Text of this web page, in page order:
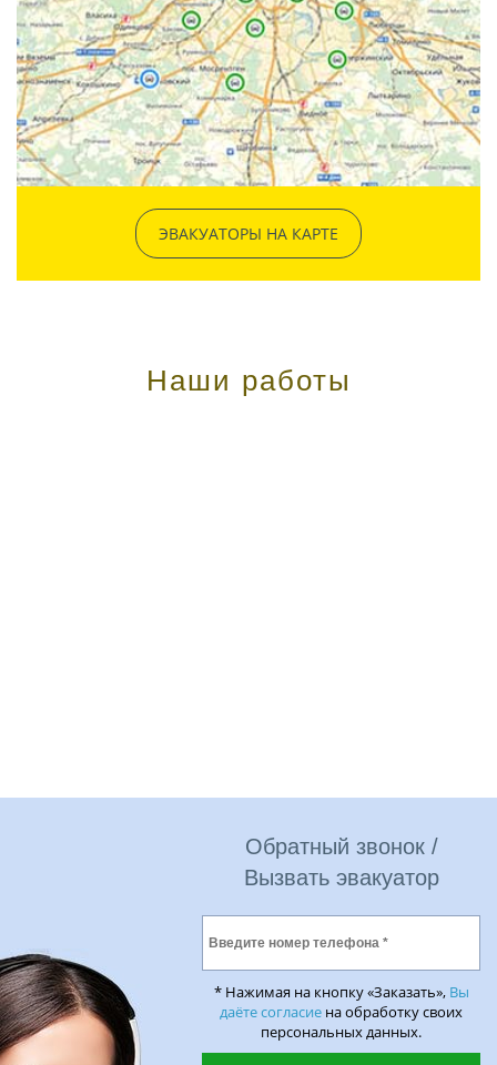
ЭВАКУАТОРЫ НА КАРТЕ
Наши работы
Обратный звонок /
Вызвать эвакуатор
* Нажимая на кнопку «Заказать», Вы
даёте согласие на обработку своих
персональных данных.